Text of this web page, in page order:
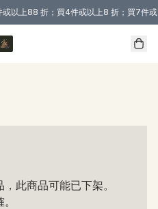
以上88 折；買4件或以上8 折；買7件
用於 本地送貨、本地取貨 )
此商品可能已下架。